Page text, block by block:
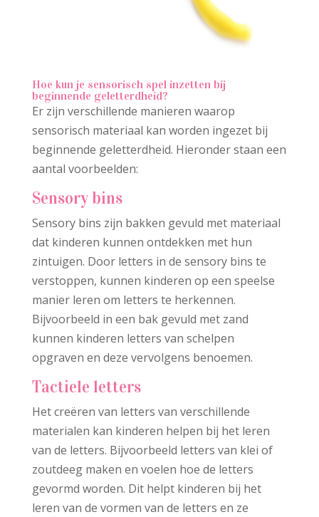
Hoe kun je sensorisch spel inzetten bij
beginnende geletterdheid?
Er zijn verschillende manieren waarop
sensorisch materiaal kan worden ingezet bij
beginnende geletterdheid. Hieronder staan een
aantal voorbeelden:
Sensory bins
Sensory bins zijn bakken gevuld met materiaal
dat kinderen kunnen ontdekken met hun
zintuigen. Door letters in de sensory bins te
verstoppen, kunnen kinderen op een speelse
manier leren om letters te herkennen.
Bijvoorbeeld in een bak gevuld met zand
kunnen kinderen letters van schelpen
opgraven en deze vervolgens benoemen.
Tactiele letters
Het creëren van letters van verschillende
materialen kan kinderen helpen bij het leren
van de letters. Bijvoorbeeld letters van klei of
zoutdeeg maken en voelen hoe de letters
gevormd worden. Dit helpt kinderen bij het
leren van de vormen van de letters en ze